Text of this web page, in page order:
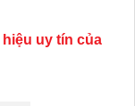
uy tín của